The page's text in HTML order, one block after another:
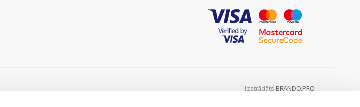
Izstrādāts BRANDO.PRO